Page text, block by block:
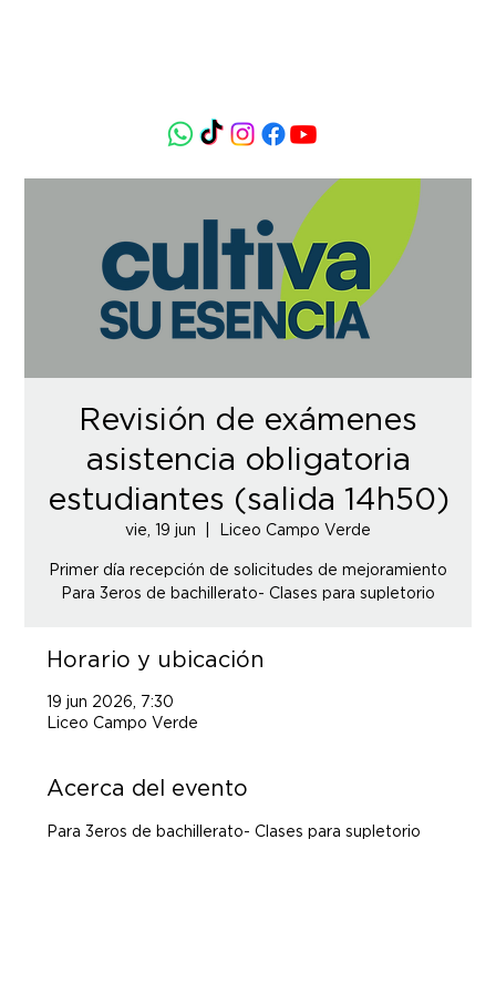
Revisión de exámenes
asistencia obligatoria
estudiantes (salida 14h50)
vie, 19 jun Liceo Campo Verde
Primer día recepción de solicitudes de mejoramiento
Para 3eros de bachillerato- Clases para supletorio
Horario y ubicación
19 jun 2026, 7:30
Liceo Campo Verde
Acerca del evento
Para 3eros de bachillerato- Clases para supletorio